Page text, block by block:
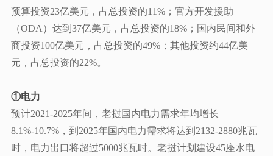
预算投资23亿美元，占总投资的11%；官方开发援助
（ODA）达到37亿美元，占总投资的18%；国内民间和外
商投资100亿美元，占总投资的49%；其他投资约44亿美
元，占总投资的22%。
①电力
预计2021-2025年间，老挝国内电力需求年均增长
8.1%-10.7%，到2025年国内电力需求将达到2132-2880兆瓦
时，电力出口将超过5000兆瓦时。老挝计划建设45座水电